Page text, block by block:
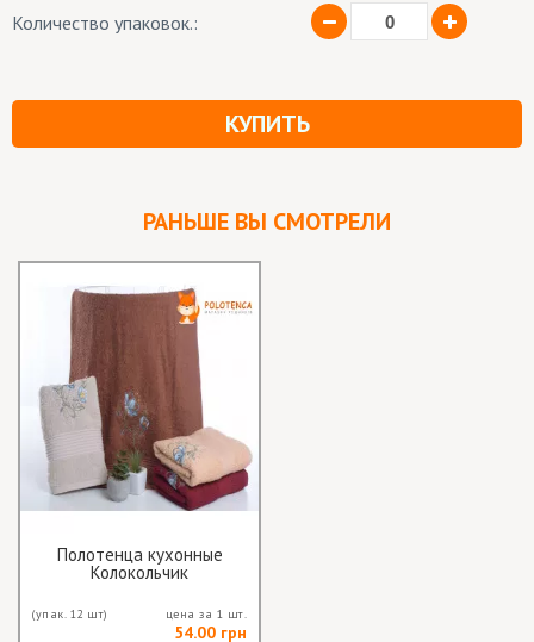
Количество упаковок.:
КУПИТЬ
РАНЬШЕ ВЫ СМОТРЕЛИ
Полотенца кухонные
Колокольчик
(упак. 12 шт) цена за 1 шт.
54.00 грн